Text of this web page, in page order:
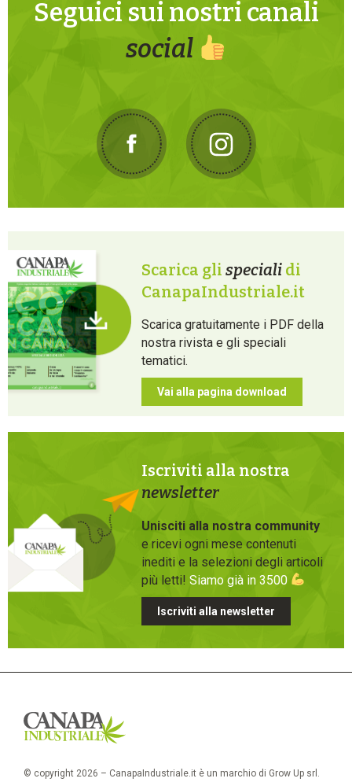
Seguici sui nostri canali
social
Scarica gli speciali di
CanapaIndustriale.it
Scarica gratuitamente i PDF della
nostra rivista e gli speciali
tematici.
Vai alla pagina download
Iscriviti alla nostra
newsletter
Unisciti alla nostra community
e ricevi ogni mese contenuti
inediti e la selezioni degli articoli
più letti! Siamo già in 3500
Iscriviti alla newsletter
© copyright 2026 – CanapaIndustriale.it è un marchio di Grow Up srl.